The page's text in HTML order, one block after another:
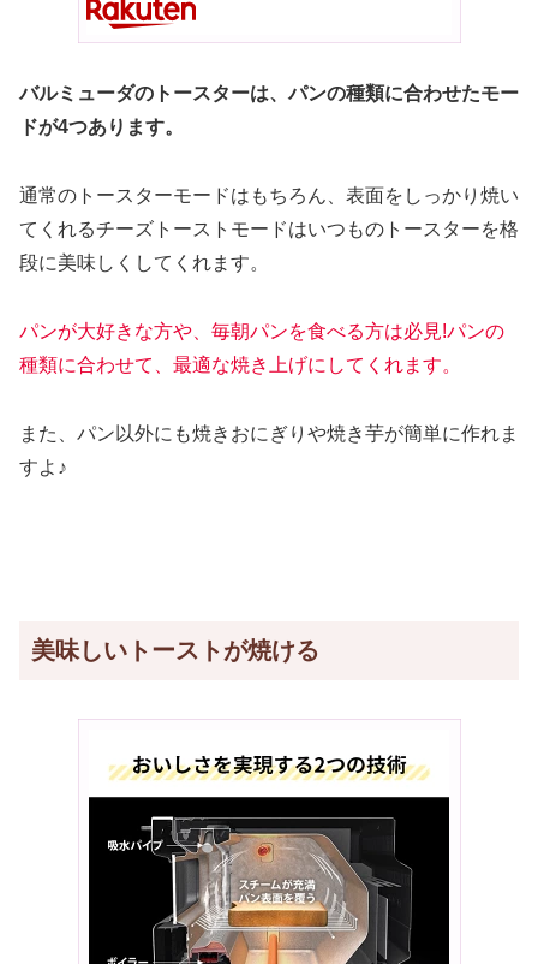
バルミューダのトースターは、パンの種類に合わせたモー
ドが4つあります。
通常のトースターモードはもちろん、表面をしっかり焼い
てくれるチーズトーストモードはいつものトースターを格
段に美味しくしてくれます。
パンが大好きな方や、毎朝パンを食べる方は必見!パンの
種類に合わせて、最適な焼き上げにしてくれます。
また、パン以外にも焼きおにぎりや焼き芋が簡単に作れま
すよ♪
美味しいトーストが焼ける